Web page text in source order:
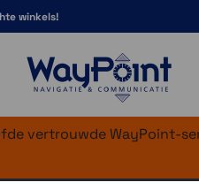
winkels!
vertrouwde WayPoint-